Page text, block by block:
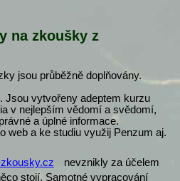
na zkoušky z
jsou průběžně doplňovány.
Jsou vytvořeny adeptem kurzu
v nejlepším vědomí a svědomí,
a úplné informace.
web a ke studiu využij Penzum aj.
nevznikly za účelem
stojí. Samotné vypracování